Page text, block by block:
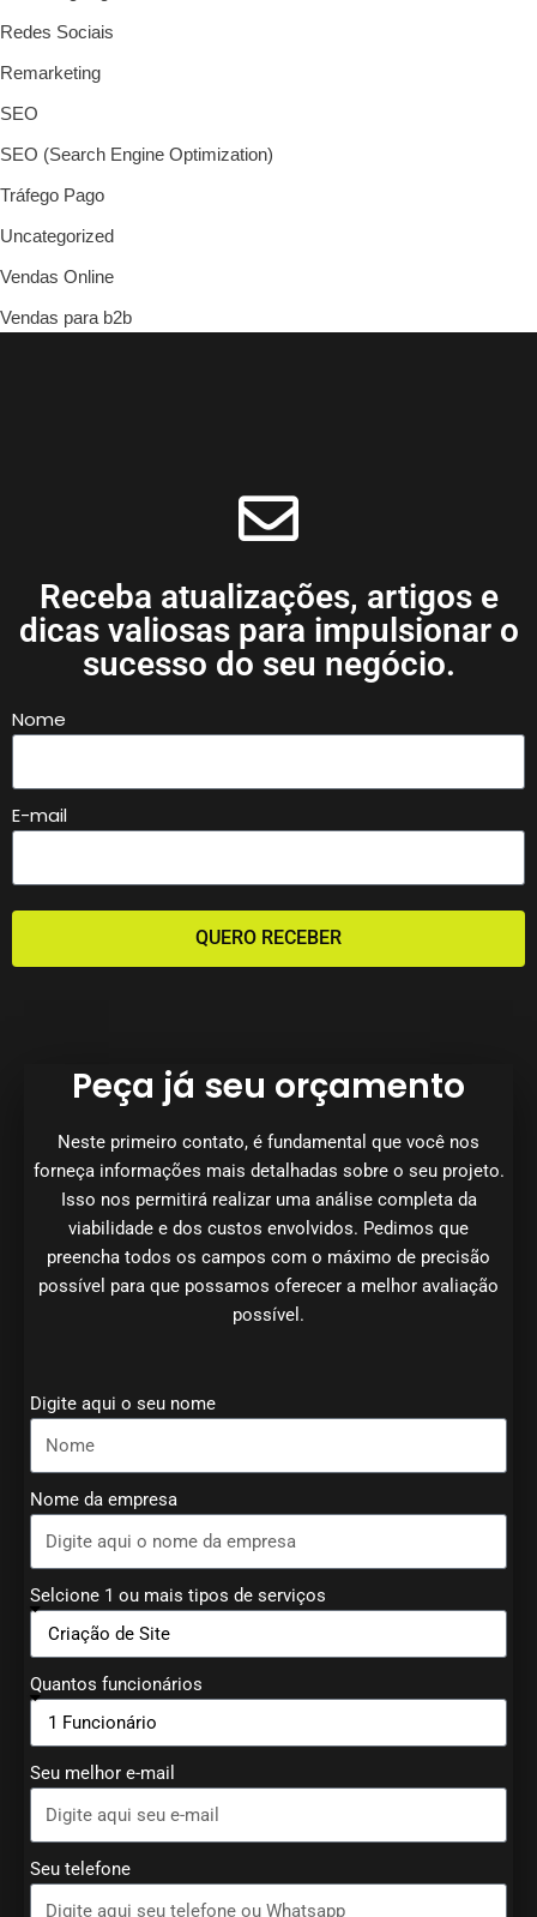
Redes Sociais
Remarketing
SEO
SEO (Search Engine Optimization)
Tráfego Pago
Uncategorized
Vendas Online
Vendas para b2b
Receba atualizações, artigos e
dicas valiosas para impulsionar o
sucesso do seu negócio.
Nome
E-mail
QUERO RECEBER
Peça já seu orçamento
Neste primeiro contato, é fundamental que você nos
forneça informações mais detalhadas sobre o seu projeto.
Isso nos permitirá realizar uma análise completa da
viabilidade e dos custos envolvidos. Pedimos que
preencha todos os campos com o máximo de precisão
possível para que possamos oferecer a melhor avaliação
possível.
Digite aqui o seu nome
Nome da empresa
Selcione 1 ou mais tipos de serviços
Quantos funcionários
Seu melhor e-mail
Seu telefone